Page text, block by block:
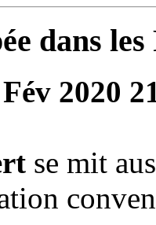
dans
2020
FORUM/
se mit